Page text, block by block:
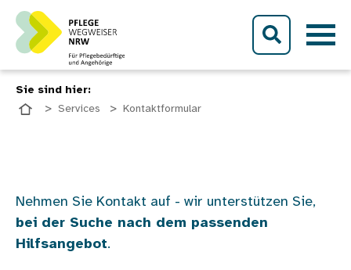
Direkt zum Inhalt
Sie sind hier:
Services
Kontaktformular
Nehmen Sie Kontakt auf - wir unterstützen Sie,
bei der Suche nach dem passenden
Hilfsangebot.